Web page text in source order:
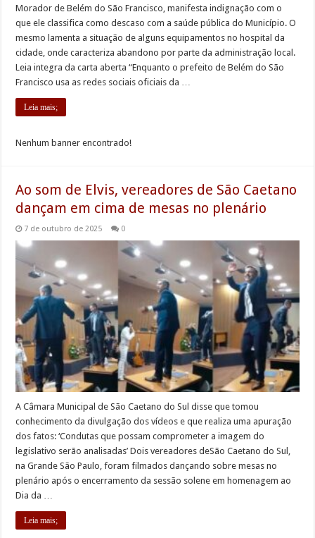
Morador de Belém do São Francisco, manifesta indignação com o
que ele classifica como descaso com a saúde pública do Município. O
mesmo lamenta a situação de alguns equipamentos no hospital da
cidade, onde caracteriza abandono por parte da administração local.
Leia integra da carta aberta “Enquanto o prefeito de Belém do São
Francisco usa as redes sociais oficiais da …
Leia mais;
Nenhum banner encontrado!
Ao som de Elvis, vereadores de São Caetano
dançam em cima de mesas no plenário
7 de outubro de 2025 0
A Câmara Municipal de São Caetano do Sul disse que tomou
conhecimento da divulgação dos vídeos e que realiza uma apuração
dos fatos: ‘Condutas que possam comprometer a imagem do
legislativo serão analisadas’ Dois vereadores deSão Caetano do Sul,
na Grande São Paulo, foram filmados dançando sobre mesas no
plenário após o encerramento da sessão solene em homenagem ao
Dia da …
Leia mais;